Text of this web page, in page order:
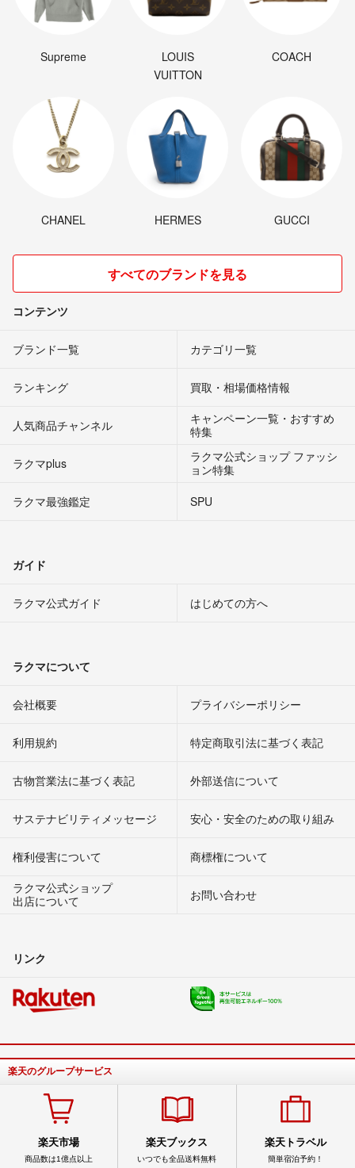
Supreme
LOUIS
VUITTON
COACH
CHANEL HERMES GUCCI
すべてのブランドを見る
コンテンツ
ブランド一覧 カテゴリ一覧
ランキング 買取・相場価格情報
人気商品チャンネル
キャンペーン一覧・おすすめ
特集
ラクマplus
ラクマ公式ショップ ファッシ
ョン特集
ラクマ最強鑑定
SPU
ガイド
ラクマ公式ガイド はじめての方へ
ラクマについて
会社概要 プライバシーポリシー
利用規約 特定商取引法に基づく表記
古物営業法に基づく表記 外部送信について
サステナビリティメッセージ 安心・安全のための取り組み
権利侵害について
商標権について
ラクマ公式ショップ
出店について
お問い合わせ
リンク
楽天のグループサービス
楽天市場
商品数は1億点以上
楽天ブックス
いつでも全品送料無料
楽天トラベル
簡単宿泊予約！